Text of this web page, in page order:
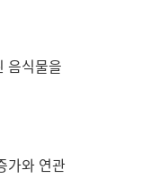
음식물을
가와 연관